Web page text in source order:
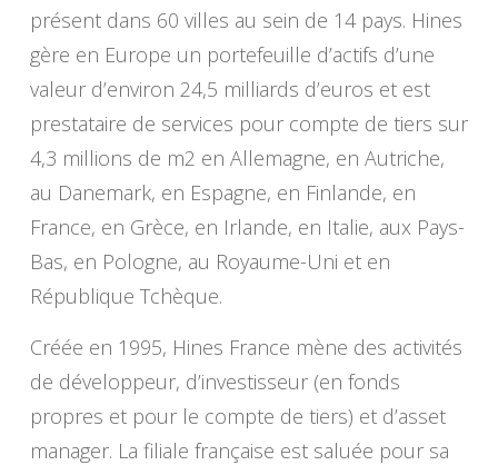
présent dans 60 villes au sein de 14 pays. Hines
gère en Europe un portefeuille d’actifs d’une
valeur d’environ 24,5 milliards d’euros et est
prestataire de services pour compte de tiers sur
4,3 millions de m2 en Allemagne, en Autriche,
au Danemark, en Espagne, en Finlande, en
France, en Grèce, en Irlande, en Italie, aux Pays-
Bas, en Pologne, au Royaume-Uni et en
République Tchèque.
Créée en 1995, Hines France mène des activités
de développeur, d’investisseur (en fonds
propres et pour le compte de tiers) et d’asset
manager. La filiale française est saluée pour sa